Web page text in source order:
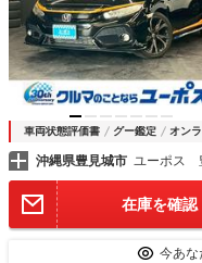
車両状態評価書 グー鑑定 オン
沖縄県豊見城市 ユーポス
在庫を確認
今あな